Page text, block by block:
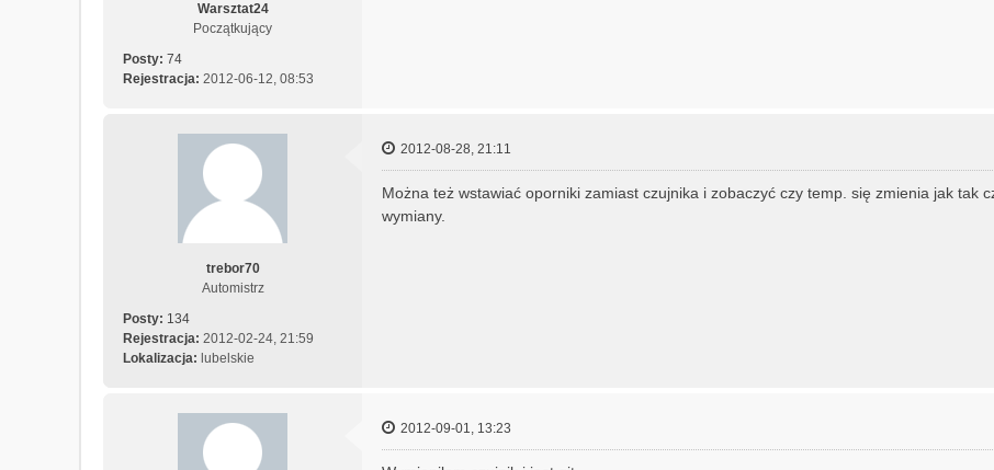
Warsztat24
Początkujący
Posty: 74
Rejestracja: 2012-06-12, 08:53
trebor70
Automistrz
Posty: 134
Rejestracja: 2012-02-24, 21:59
Lokalizacja: lubelskie
2012-08-28, 21:11
Można też wstawiać oporniki zamiast czujnika i zobaczyć czy temp. się zmienia jak tak
wymiany.
2012-09-01, 13:23